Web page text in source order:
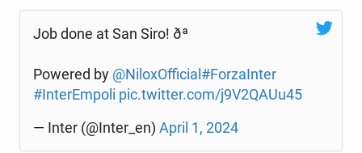
Job done at San Siro! ðª
Powered by @Ni­lo­xOf­fi­cial #Fo­rza­In­ter
#In­te­rEm­po­li pic.twitter.com/j9V2QAUu45
— Inter (@Inter_en) April 1, 2024